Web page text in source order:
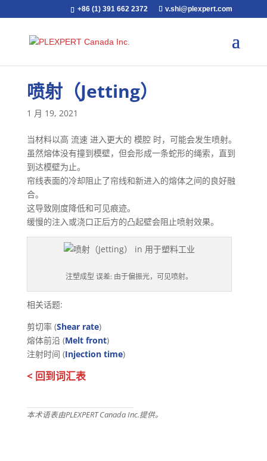
+86 (1) 391 662 2372 v.shi@plexpert.com
喷射（Jetting）
1 月 19, 2021
当材料以高 流速 进入更大的 模腔 时，可能会发生喷射。
虽然熔体没有撞到模壁，但会形成一条蛇形的绳索，直到
到达模壁为止。
帘线表面的冷却阻止了帘线和新进入的熔体之间的良好融
合。
这导致刚度降低和可见痕迹。
缓慢的注入或浇口正后方的凸起壁会阻止喷射效果。
注塑成型 误差: 由于偏振光，可见喷射。
相关话题:
剪切率 (Shear rate)
熔体前沿 (Melt front)
注射时间 (Injection time)
< 回到词汇表
本术语表由PLEXPERT Canada Inc.提供。